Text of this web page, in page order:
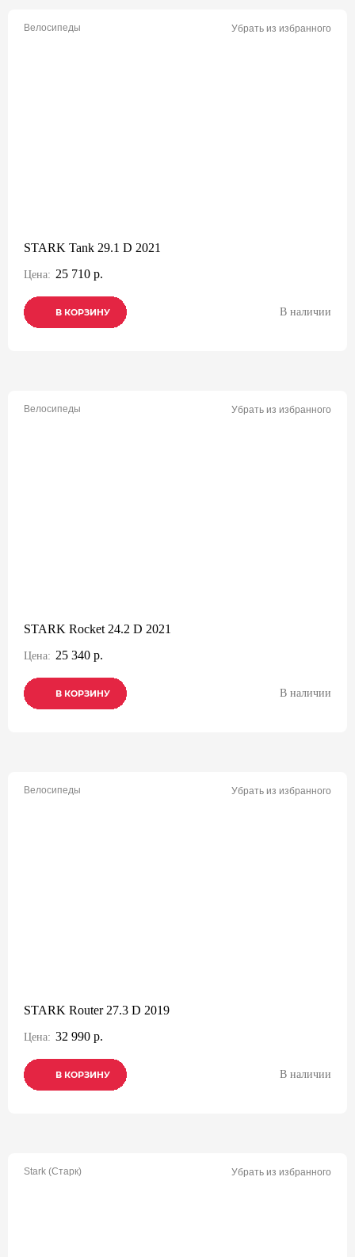
Велосипеды Убрать из избранного
STARK Tank 29.1 D 2021
Цена: 25 710 р.
В КОРЗИНУ
В КОРЗИНУ
В КОРЗИНУ В наличии
Велосипеды Убрать из избранного
STARK Rocket 24.2 D 2021
Цена: 25 340 р.
В КОРЗИНУ
В КОРЗИНУ
В КОРЗИНУ В наличии
Велосипеды Убрать из избранного
STARK Router 27.3 D 2019
Цена: 32 990 р.
В КОРЗИНУ
В КОРЗИНУ
В КОРЗИНУ В наличии
Stark (Старк) Убрать из избранного